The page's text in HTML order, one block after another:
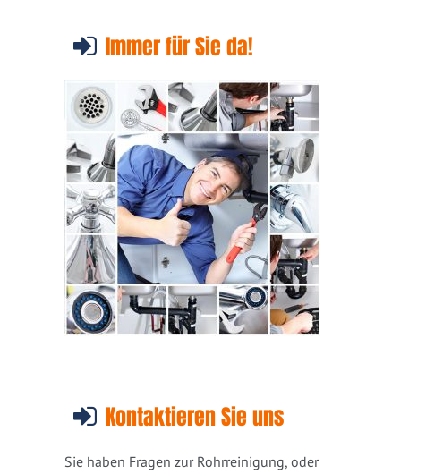
Immer für Sie da!
Kontaktieren Sie uns
Sie haben Fragen zur Rohrreinigung, oder